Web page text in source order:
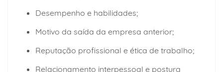
Desempenho e habilidades;
Motivo da saída da empresa anterior;
Reputação profissional e ética de trabalho;
Relacionamento interpessoal e postura